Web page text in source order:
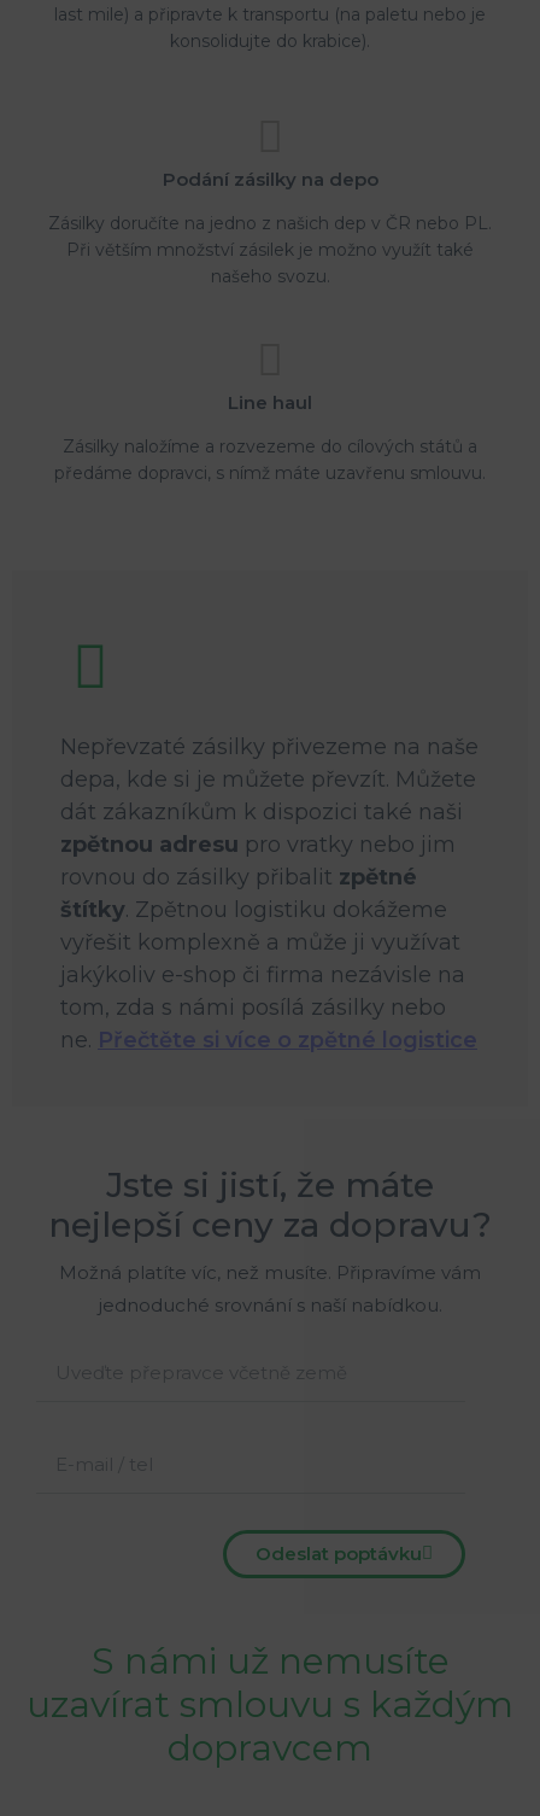
last mile) a připravte k transportu (na paletu nebo je
konsolidujte do krabice).
Podání zásilky na depo
Zásilky doručíte na jedno z našich dep v ČR nebo PL.
Při větším množství zásilek je možno využít také
našeho svozu.
Line haul
Zásilky naložíme a rozvezeme do cílových států a
předáme dopravci, s nímž máte uzavřenu smlouvu.
Nepřevzaté zásilky přivezeme na naše
depa, kde si je můžete převzít. Můžete
dát zákazníkům k dispozici také naši
zpětnou adresu pro vratky nebo jim
rovnou do zásilky přibalit zpětné
štítky. Zpětnou logistiku dokážeme
vyřešit komplexně a může ji využívat
jakýkoliv e-shop či firma nezávisle na
tom, zda s námi posílá zásilky nebo
ne. Přečtěte si více o zpětné logistice
Jste si jistí, že máte
nejlepší ceny za dopravu?​
Možná platíte víc, než musíte. Připravíme vám
jednoduché srovnání s naší nabídkou.
Odeslat poptávku
S námi už nemusíte
uzavírat smlouvu s každým
dopravcem